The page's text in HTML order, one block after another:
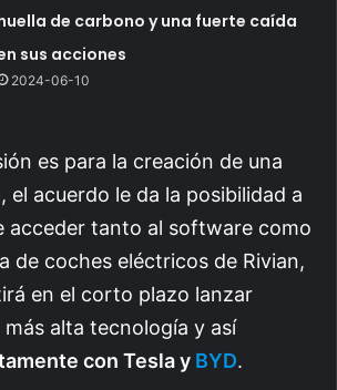
de carbono y una fuerte caída
sus acciones
2024-06-10
es para la creación de una
el acuerdo le da la posibilidad a
acceder tanto al software como
de coches eléctricos de Rivian,
en el corto plazo lanzar
alta tecnología y así
con Tesla y BYD.